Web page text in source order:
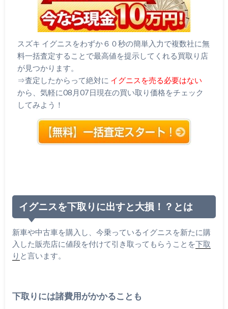
スズキ イグニスをわずか６０秒の簡単入力で複数社に無
料一括査定することで最高値を提示してくれる買取り店
が見つかります。
⇒査定したからって絶対に イグニスを売る必要はない
から、気軽に08月07日現在の買い取り価格をチェック
してみよう！
イグニスを下取りに出すと大損！？とは
新車や中古車を購入し、今乗っているイグニスを新たに購
入した販売店に値段を付けて引き取ってもらうことを下取
り と言います。
下取りには諸費用がかかることも